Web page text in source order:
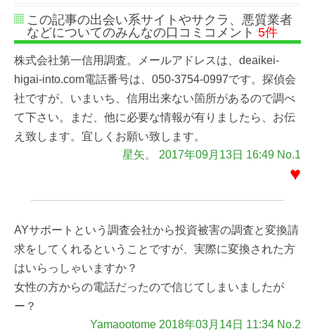
この記事の出会い系サイトやサクラ、悪質業者
などについてのみんなの口コミコメント 5件
株式会社第一信用調査。メールアドレスは、deaikei-
higai-into.com電話番号は、050-3754-0997です。探偵会
社ですが、いまいち、信用出来ない箇所があるので調べ
て下さい。まだ、他に必要な情報が有りましたら、お伝
え致します。宜しくお願い致します。
星矢。 2017年09月13日 16:49 No.1
♥
AYサポートという調査会社から投資被害の調査と変換請
求をしてくれるということですが、実際に変換された方
はいらっしゃいますか？
女性の方からの電話だったので信じてしまいましたが
ー？
Yamaootome 2018年03月14日 11:34 No.2